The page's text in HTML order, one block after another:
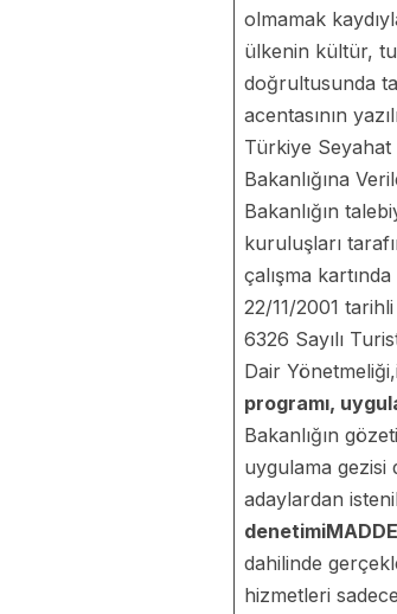
olmamak
ülkenin kültür,
doğrultusunda
acentasının
Türkiye Seyahat
Bakanlığına
Bakanlığın
kuruluşları
çalışma
22/11/2001
6326 Sayılı
Dair
programı,
Bakanlığın
uygulama gezisi
adaylardan
denetimi
dahilinde
hizmetleri